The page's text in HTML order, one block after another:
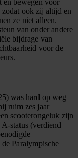
zodat ook zij altijd en
ze niet alleen.
van onder andere
bijdrage van
voor de
was hard op weg
ruim zes jaar
scooterongeluk zijn
status (verdiend
Paralympische